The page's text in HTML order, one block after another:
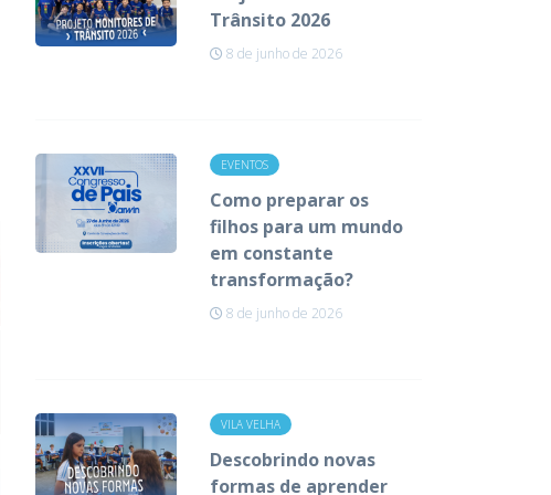
Trânsito 2026
8 de junho de 2026
EVENTOS
Como preparar os
filhos para um mundo
em constante
transformação?
8 de junho de 2026
VILA VELHA
Descobrindo novas
formas de aprender